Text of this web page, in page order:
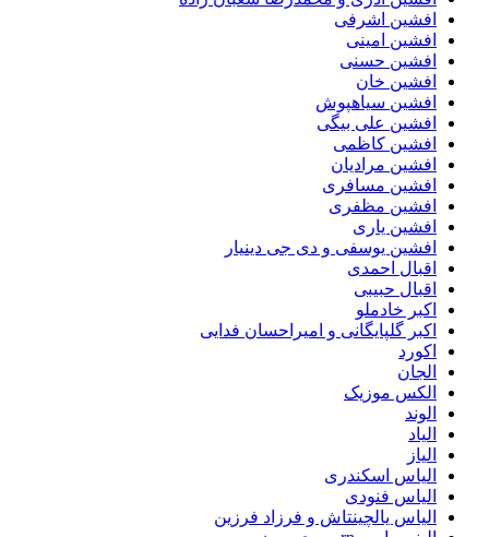
افشین اشرفی
افشین امینی
افشین حسنی
افشین خان
افشین سیاهپوش
افشین علی بیگی
افشین کاظمی
افشین مرادیان
افشین مسافری
افشین مظفری
افشین یاری
افشین یوسفی و دی جی دینیار
اقبال احمدی
اقبال حبیبی
اکبر خادملو
اکبر گلپایگانی و امیراحسان فدایی
اکورد
الجان
الکس موزیک
الوند
الیاد
الیاز
الیاس اسکندری
الیاس فنودی
الیاس یالچینتاش و فرزاد فرزین